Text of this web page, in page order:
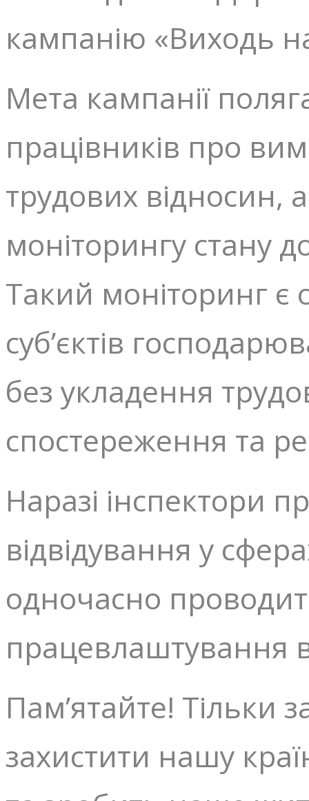
кампанію «Виходь
Мета кампанії
працівників про
трудових відносин,
моніторингу стану
Такий моніторинг є
суб’єктів
без укладення
спостереження та
Наразі інспектори
відвідування у
одночасно
працевлаштування
Пам’ятайте! Тільки
захистити нашу